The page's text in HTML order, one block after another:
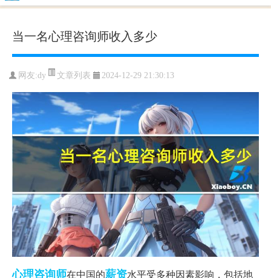
当一名心理咨询师收入多少
网友:dy 文章列表 2024-12-29 21:30:13
心理咨询师在中国的薪资水平受多种因素影响，包括地